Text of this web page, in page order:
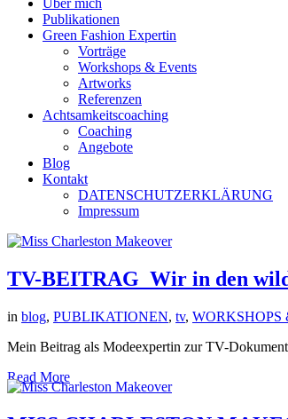
Über mich
Publikationen
Green Fashion Expertin
Vorträge
Workshops & Events
Artworks
Referenzen
Achtsamkeitscoaching
Coaching
Angebote
Blog
Kontakt
DATENSCHUTZERKLÄRUNG
Impressum
TV-BEITRAG_Wir in den
in blog, PUBLIKATIONEN, tv, WORKSHOPS
Mein Beitrag als Modeexpertin zur TV-
Read More